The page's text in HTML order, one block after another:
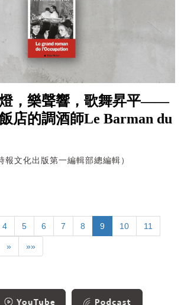
，樂聲響，歌舞昇平——
店的調酒師Le Barman du
報文化出版第一編輯部總編輯）
4 5 6 7 8 9 10 11
» »»